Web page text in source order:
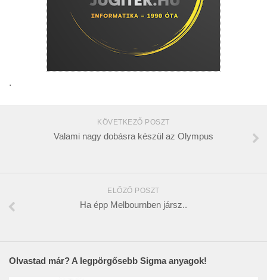
.
KÖVETKEZŐ POSZT
Valami nagy dobásra készül az Olympus
ELŐZŐ POSZT
Ha épp Melbournben jársz..
Olvastad már? A legpörgősebb Sigma anyagok!